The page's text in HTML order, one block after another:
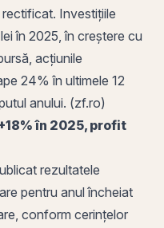
Investițiile
în 2025, în creștere cu
acțiunile
24% în ultimele 12
anului. (zf.ro)
în 2025, profit
rezultatele
pentru anul încheiat
conform cerințelor